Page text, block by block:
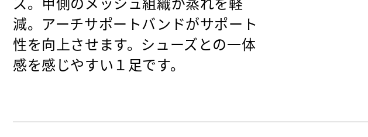
減。アーチサポートバンドがサポート
性を向上させます。シューズとの一体
感を感じやすい１足です。